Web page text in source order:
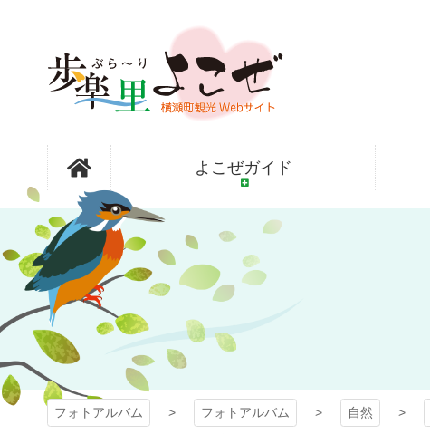
キ
プ
フォトアル
バム
よこぜガイド
フォトアルバム フォトアルバム 自然